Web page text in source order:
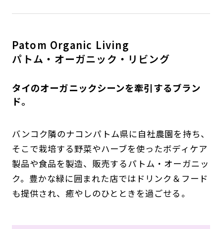
Patom Organic Living
パトム・オーガニック・リビング
タイのオーガニックシーンを牽引するブラン
ド。
バンコク隣のナコンパトム県に自社農園を持ち、
そこで栽培する野菜やハーブを使ったボディケア
製品や食品を製造、販売するパトム・オーガニッ
ク。豊かな緑に囲まれた店ではドリンク＆フード
も提供され、癒やしのひとときを過ごせる。